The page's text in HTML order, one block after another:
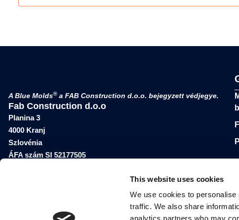
This website uses cookies
We use cookies to
traffic. We also share
A Blue Molds® a FAB Construction d.o.o. bejegyzett védjegye.
Fab Construction d.o.o
Planina 3
4000 Kranj
Szlovénia
ÁFA szám SI 52177505